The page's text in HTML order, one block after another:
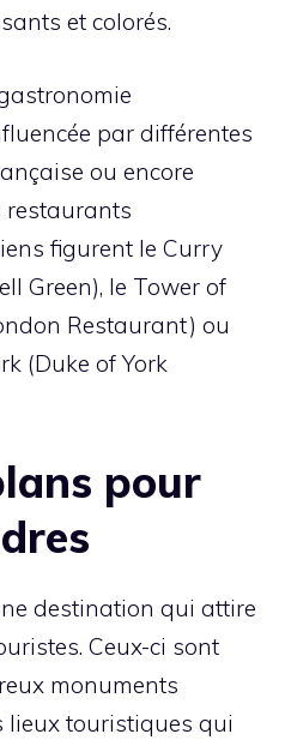
et colorés.
par différentes
ou encore
restaurants
figurent le Curry
Green), le Tower of
Restaurant) ou
(Duke of York
pour
destination qui attire
Ceux-ci sont
monuments
lieux touristiques qui